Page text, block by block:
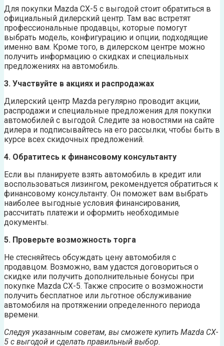
Для покупки Mazda CX-5 с выгодой стоит обратиться в
официальный дилерский центр. Там вас встретят
профессиональные продавцы, которые помогут
выбрать модель, конфигурацию и опции, подходящие
именно вам. Кроме того, в дилерском центре можно
получить информацию о скидках и специальных
предложениях на автомобиль.
3. Участвуйте в акциях и распродажах
Дилерский центр Mazda регулярно проводит акции,
распродажи и специальные предложения для покупки
автомобилей с выгодой. Следите за новостями на сайте
дилера и подписывайтесь на его рассылки, чтобы быть в
курсе всех скидочных предложений.
4. Обратитесь к финансовому консультанту
Если вы планируете взять автомобиль в кредит или
воспользоваться лизингом, рекомендуется обратиться к
финансовому консультанту. Он поможет вам выбрать
наиболее выгодные условия финансирования,
рассчитать платежи и оформить необходимые
документы.
5. Проверьте возможность торга
Не стесняйтесь обсуждать цену автомобиля с
продавцом. Возможно, вам удастся договориться о
скидке или получить дополнительные бонусы при
покупке Mazda CX-5. Также спросите о возможности
получить бесплатное или льготное обслуживание
автомобиля на протяжении определенного периода
времени.
Следуя указанным советам, вы сможете купить Mazda CX-
5 с выгодой и сделать правильный выбор.